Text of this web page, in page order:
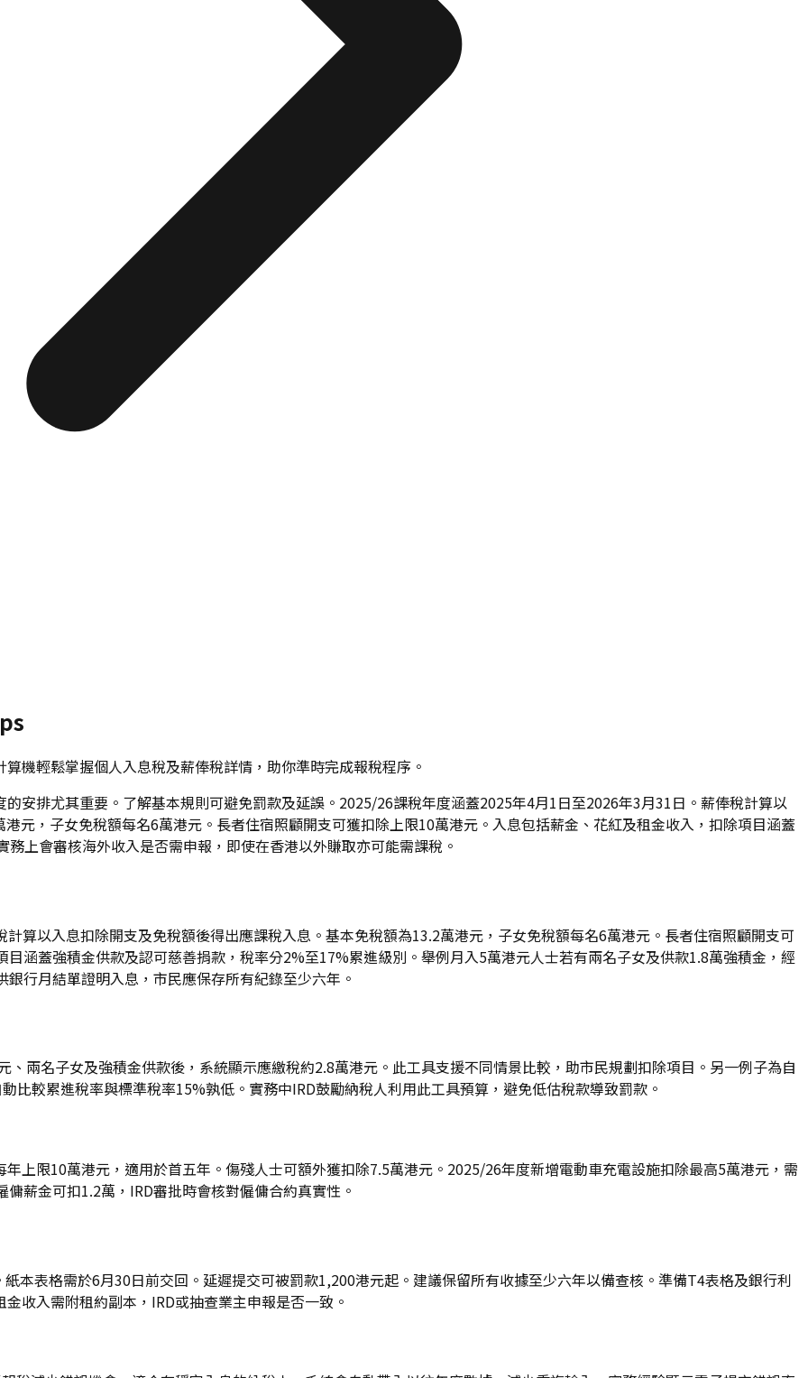
機輕鬆掌握個人入息稅及薪俸稅詳情，助你準時完成報稅程序。
安排尤其重要。了解基本規則可避免罰款及延誤。2025/26課稅年度涵蓋2025年4月1日至2026年3月31日。薪俸稅計算以
元，子女免稅額每名6萬港元。長者住宿照顧開支可獲扣除上限10萬港元。入息包括薪金、花紅及租金收入，扣除項目涵蓋
上會審核海外收入是否需申報，即使在香港以外賺取亦可能需課稅。
算以入息扣除開支及免稅額後得出應課稅入息。基本免稅額為13.2萬港元，子女免稅額每名6萬港元。長者住宿照顧開支可
涵蓋強積金供款及認可慈善捐款，稅率分2%至17%累進級別。舉例月入5萬港元人士若有兩名子女及供款1.8萬強積金，經
行月結單證明入息，市民應保存所有紀錄至少六年。
兩名子女及強積金供款後，系統顯示應繳稅約2.8萬港元。此工具支援不同情景比較，助市民規劃扣除項目。另一例子為自
比較累進稅率與標準稅率15%孰低。實務中IRD鼓勵納稅人利用此工具預算，避免低估稅款導致罰款。
上限10萬港元，適用於首五年。傷殘人士可額外獲扣除7.5萬港元。2025/26年度新增電動車充電設施扣除最高5萬港元，需
薪金可扣1.2萬，IRD審批時會核對僱傭合約真實性。
本表格需於6月30日前交回。延遲提交可被罰款1,200港元起。建議保留所有收據至少六年以備查核。準備T4表格及銀行利
收入需附租約副本，IRD或抽查業主申報是否一致。